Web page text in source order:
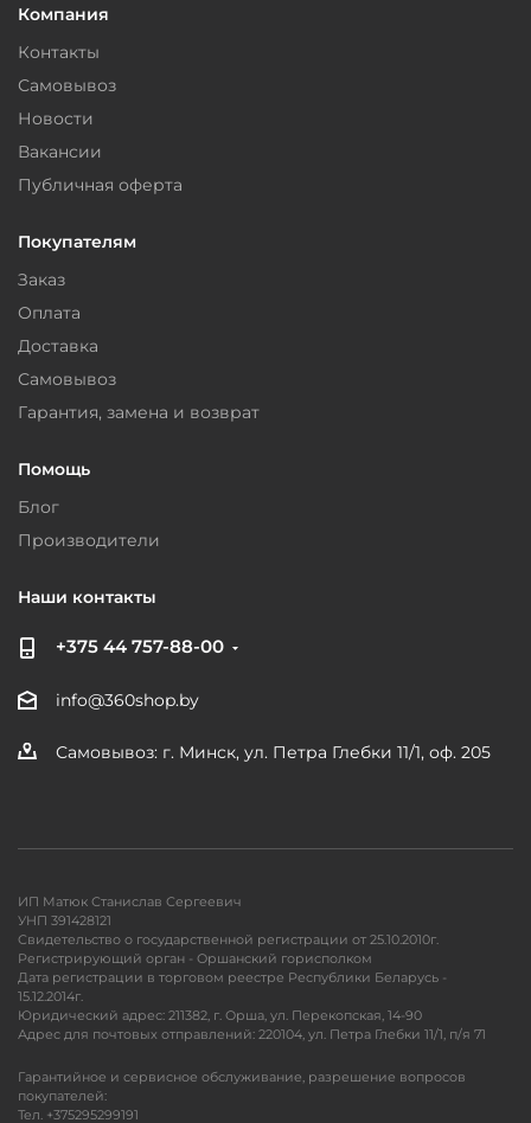
Компания
Контакты
Самовывоз
Новости
Вакансии
Публичная оферта
Покупателям
Заказ
Оплата
Доставка
Самовывоз
Гарантия, замена и возврат
Помощь
Блог
Производители
Наши контакты
+375 44 757-88-00
info@360shop.by
Самовывоз: г. Минск, ул. Петра Глебки 11/1, оф. 205
ИП Матюк Станислав Сергеевич
УНП 391428121
Свидетельство о государственной регистрации от 25.10.2010г.
Регистрирующий орган - Оршанский горисполком
Дата регистрации в торговом реестре Республики Беларусь -
15.12.2014г.
Юридический адрес: 211382, г. Орша, ул. Перекопская, 14-90
Адрес для почтовых отправлений: 220104, ул. Петра Глебки 11/1, п/я 71
Гарантийное и сервисное обслуживание, разрешение вопросов
покупателей:
Тел. +375295299191